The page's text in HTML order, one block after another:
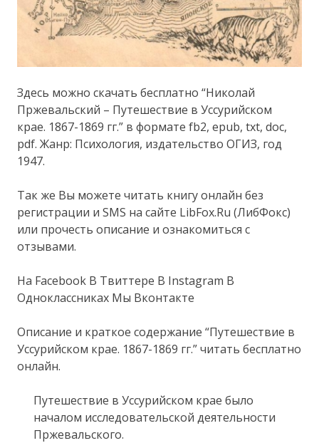
Здесь можно скачать бесплатно “Николай
Пржевальский – Путешествие в Уссурийском
крае. 1867-1869 гг.” в формате fb2, epub, txt, doc,
pdf. Жанр: Психология, издательство ОГИЗ, год
1947.
Так же Вы можете читать книгу онлайн без
регистрации и SMS на сайте LibFox.Ru (ЛибФокс)
или прочесть описание и ознакомиться с
отзывами.
На Facebook В Твиттере В Instagram В
Одноклассниках Мы Вконтакте
Описание и краткое содержание “Путешествие в
Уссурийском крае. 1867-1869 гг.” читать бесплатно
онлайн.
Путешествие в Уссурийском крае было
началом исследовательской деятельности
Пржевальского.